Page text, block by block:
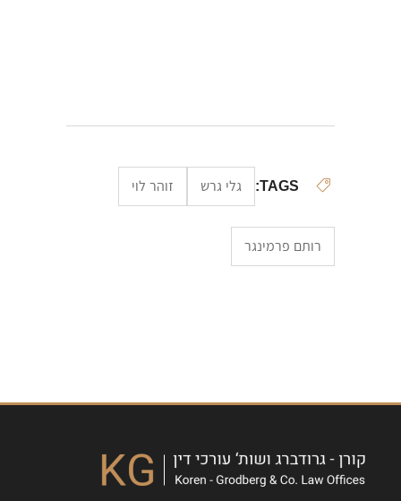
TAGS: גלי גרש זוהר לוי
רותם פרמינגר